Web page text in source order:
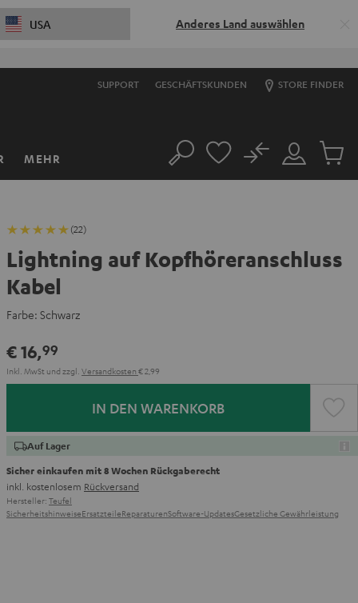
USA Anderes Land auswählen
SUPPORT GESCHÄFTSKUNDEN STORE FINDER
MEHR Suche
Mein
Konto
No
Artikel
(22)
Lightning auf Kopfhöreranschluss
Kabel
Farbe: Schwarz
€ 16,99
Inkl. MwSt und zzgl. Versandkosten € 2,99
IN DEN WARENKORB
Auf Lager
Sicher einkaufen mit 8 Wochen Rückgaberecht
inkl. kostenlosem Rückversand
Hersteller: Teufel
SicherheitshinweiseErsatzteileReparaturenSoftware-UpdatesGesetzliche Gewährleistung